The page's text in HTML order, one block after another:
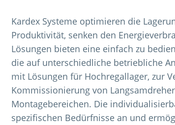
Kardex Systeme optimieren die
Produktivität, senken den
Lösungen bieten eine einfach zu
die auf unterschiedliche betriebliche
mit Lösungen für Hochregallager, zur
Kommissionierung von
Montagebereichen. Die
spezifischen Bedürfnisse an und